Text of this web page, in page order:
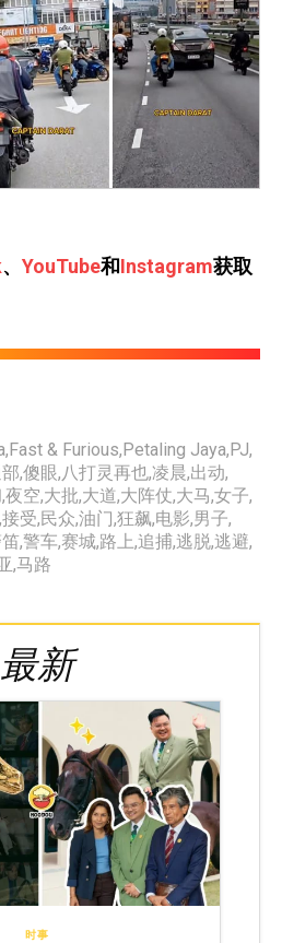
、 YouTube和Instagram获取
,Fast & Furious,Petaling Jaya,PJ,
,傻眼, 八打灵再也,凌晨,出动,
,夜空,大批,大道,大阵仗,大马,女子,
,接受,民众,油门,狂飙,电影,男子,
,警车,赛城,路上,追捕,逃脱,逃避,
,马路
最新
时事